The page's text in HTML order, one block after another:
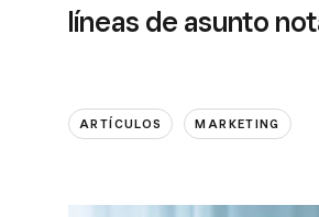
líneas de asunto
ARTÍCULOS MARKETING